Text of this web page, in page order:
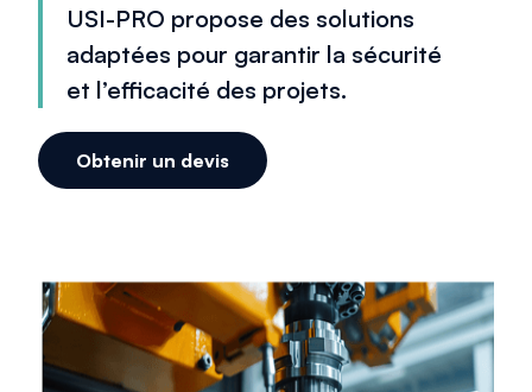
USI-PRO propose des solutions
adaptées pour garantir la sécurité
et l’efficacité des projets.
Obtenir un devis